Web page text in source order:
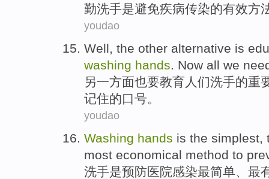
勤洗手是避免疾病传染的有效方
youdao
Well, the other alternative is
washing hands. Now all we
另一方面也要教育人们洗手的重
记住的口号。
youdao
Washing hands is the simplest,
most economical method to
洗手是预防医院感染最简单、 最